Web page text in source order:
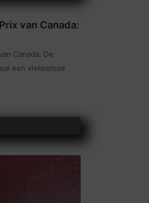
van Canada:
Canada. De
een vlekkeloze